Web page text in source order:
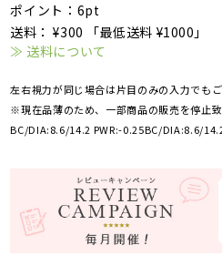
ポイント：6pt
送料： ¥300 「最低送料 ¥1000」
≫ 送料について
左右視力が同じ場合は片目のみの入力でもご
※現在品薄のため、一部商品の販売を停止致
BC/DIA:8.6/14.2 PWR:-0.25BC/DIA:8.6/